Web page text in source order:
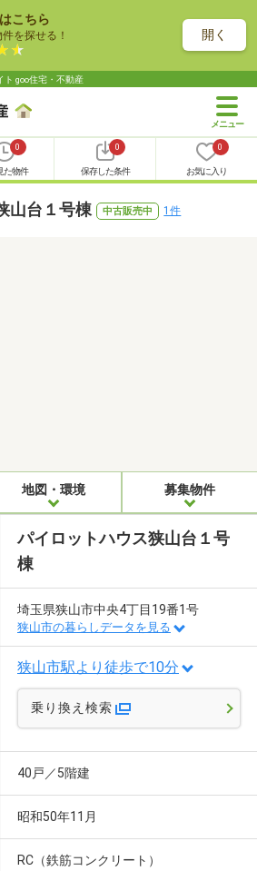
こちら
を探せる！ 開く
ト goo住宅・不動産
0
た物件
0
保存した条件
0
お気に入り
山台１号棟 中古販売中 1件
地図・環境 募集物件
パイロットハウス狭山台１号
棟
埼玉県狭山市中央4丁目19番1号
狭山市の暮らしデータを見る
狭山市駅より徒歩で10分
乗り換え検索
40戸／5階建
昭和50年11月
RC（鉄筋コンクリート）